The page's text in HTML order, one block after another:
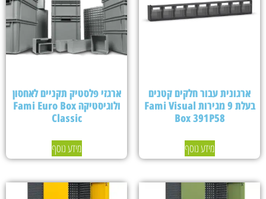
ארגונית עבור חלקים קטנים
בעלת 9 מגירות Fami Visual
Box 391P58
מידע נוסף
ארגזי פלסטיק תקניים לאחסון
ולוגיסטיקה Fami Euro Box
Classic
מידע נוסף